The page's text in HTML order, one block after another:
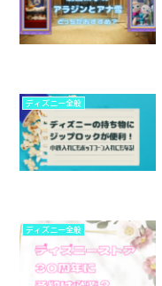
ディズニー全般
ディズニー全般